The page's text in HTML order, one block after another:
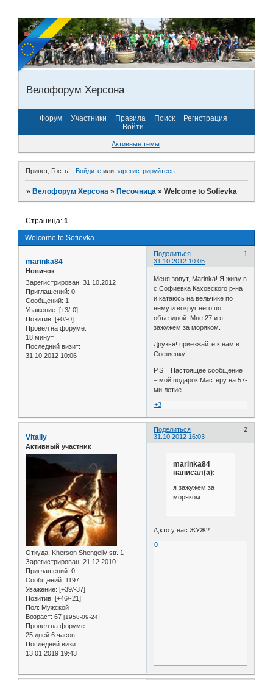
Велофорум Херсона
Форум Участники Правила Поиск
Регистрация
Войти
Активные темы
Привет, Гость! Войдитеили зарегистрируйтесь.
»Велофорум Херсона »Песочница »Welcome to Sofievka
Welcome to Sofievka
Страница:1
Поделиться
1
31.10.2012 10:05
marinka84
Новичок
Зарегистрирован: 31.10.2012
Приглашений: 0
Сообщений: 1
Уважение: [+3/-0]
Позитив: [+0/-0]
Провел на форуме:
18 минут
Последний визит:
31.10.2012 10:06
Меня зовут, Marinka! Я живу в
с.Софиевка Каховского р-на
и катаюсь на вельчике по
нему и вокруг него по
объездной. Мне 27 и я
зажужем за моряком.
Друзья! приезжайте к нам в
Софиевку!
P.S Настоящее сообщение
– мой подарок Мастеру на 57-
ми летие
+3
Поделиться
2
31.10.2012 16:03
Vitaliy
Активный участник
Откуда: Kherson Shengeliy str. 1
Зарегистрирован: 21.12.2010
Приглашений: 0
Сообщений: 1197
Уважение: [+39/-37]
Позитив: [+46/-21]
Пол: Мужской
Возраст: 67 [1958-09-24]
Провел на форуме:
25 дней 6 часов
Последний визит:
13.01.2019 19:43
marinka84
написал(а):
я зажужем за
моряком
А,кто у нас ЖУЖ?
0